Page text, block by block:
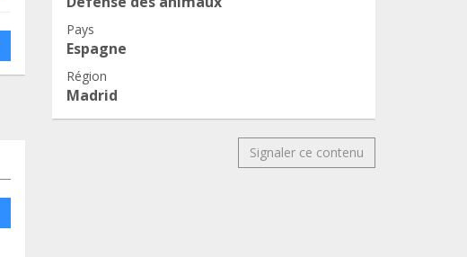
Pays
Espagne
Région
Madrid
Signaler ce contenu